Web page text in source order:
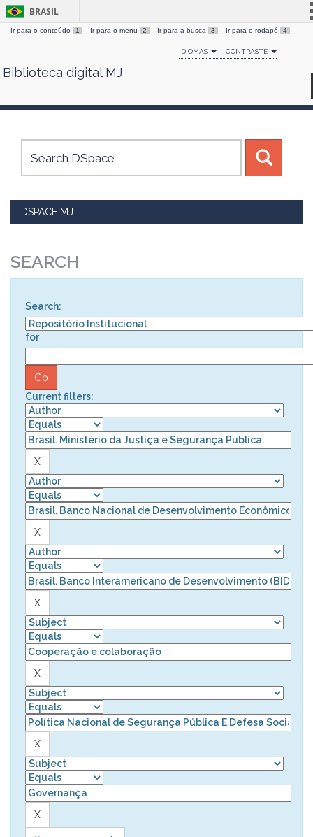
Skip
BRASIL
Simplifique!
Comunica BR
Canais
Ir para o conteúdo 1 Ir para o menu 2 Ir para a busca 3 Ir para o rodapé 4
IDIOMAS CONTRASTE
Biblioteca digital MJ
DSPACE MJ
SEARCH
Search:
for
Current filters: